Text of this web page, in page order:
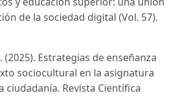
de la sociedad digital (Vol. 57).
(2025). Estrategias de enseñanza
sociocultural en la asignatura
ciudadanía. Revista Científica